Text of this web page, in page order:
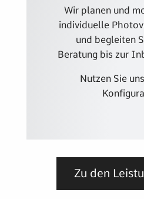
Wir planen und
individuelle
und begleiten
Beratung bis zur
Nutzen Sie
Zu den